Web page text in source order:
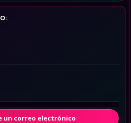
un correo electrónico